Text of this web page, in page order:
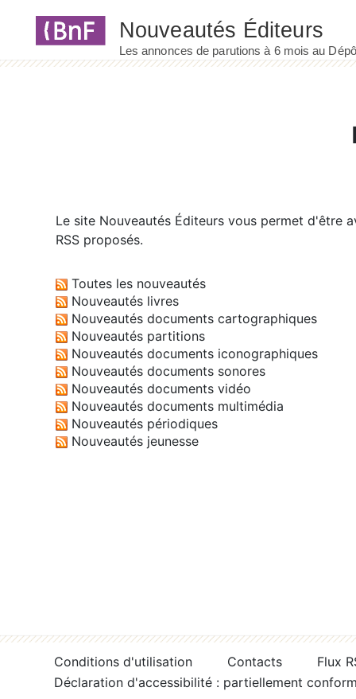
Le site Nouveautés Éditeurs vous permet d'être
RSS proposés.
Toutes les nouveautés
Nouveautés livres
Nouveautés documents cartographiques
Nouveautés partitions
Nouveautés documents iconographiques
Nouveautés documents sonores
Nouveautés documents vidéo
Nouveautés documents multimédia
Nouveautés périodiques
Nouveautés jeunesse
Conditions d'utilisation Contacts
Flux
Déclaration d'accessibilité : partiellement